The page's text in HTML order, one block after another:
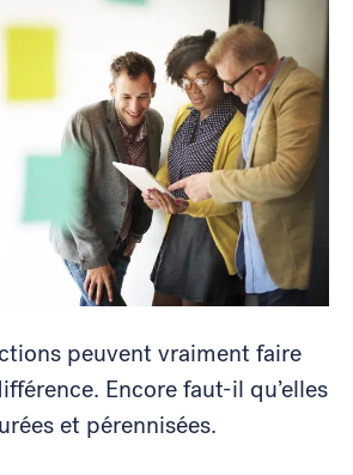
peuvent vraiment faire
Encore faut-il qu’elles
et pérennisées.